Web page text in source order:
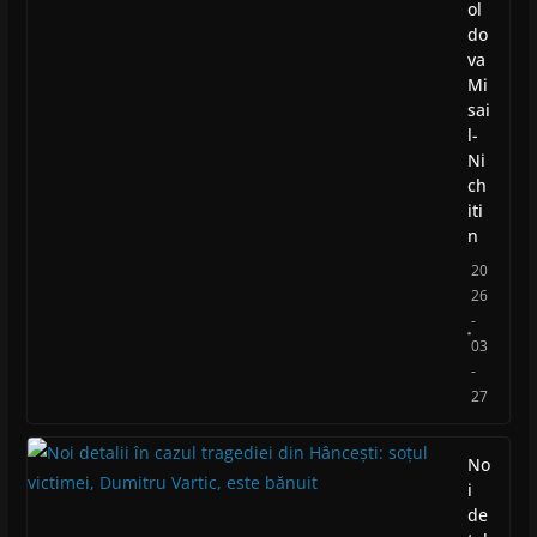
ol
do
va
Mi
sai
l-
Ni
ch
iti
n
20
26
-
03
-
27
No
i
de